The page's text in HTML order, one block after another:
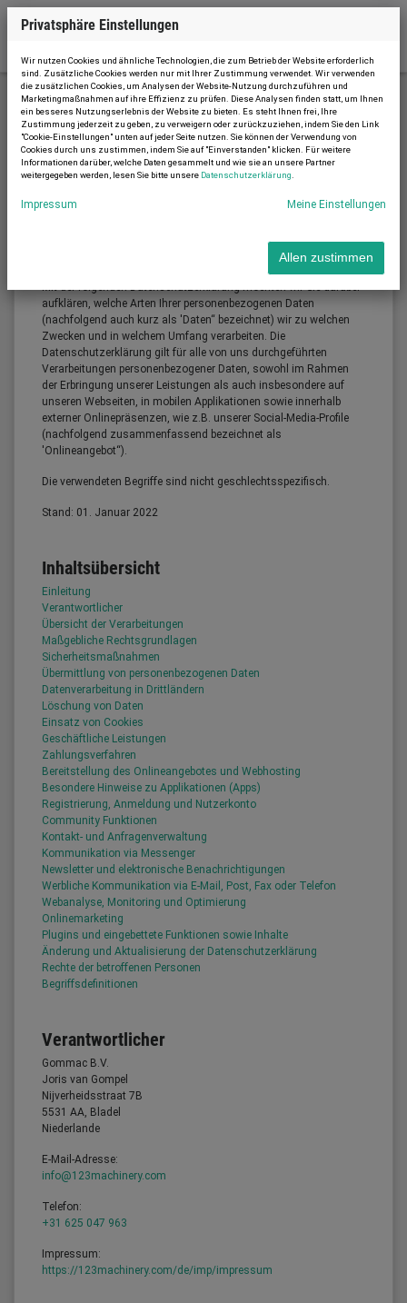
Datenschutzerklärung
Mit der folgenden Datenschutzerklärung möchten wir Sie darüber
aufklären, welche Arten Ihrer personenbezogenen Daten
(nachfolgend auch kurz als 'Daten“ bezeichnet) wir zu welchen
Zwecken und in welchem Umfang verarbeiten. Die
Datenschutzerklärung gilt für alle von uns durchgeführten
Verarbeitungen personenbezogener Daten, sowohl im Rahmen
der Erbringung unserer Leistungen als auch insbesondere auf
unseren Webseiten, in mobilen Applikationen sowie innerhalb
externer Onlinepräsenzen, wie z.B. unserer Social-Media-Profile
(nachfolgend zusammenfassend bezeichnet als
'Onlineangebot“).
Die verwendeten Begriffe sind nicht geschlechtsspezifisch.
Stand: 01. Januar 2022
Inhaltsübersicht
Einleitung
Verantwortlicher
Übersicht der Verarbeitungen
Maßgebliche Rechtsgrundlagen
Sicherheitsmaßnahmen
Übermittlung von personenbezogenen Daten
Datenverarbeitung in Drittländern
Löschung von Daten
Einsatz von Cookies
Geschäftliche Leistungen
Zahlungsverfahren
Bereitstellung des Onlineangebotes und Webhosting
Besondere Hinweise zu Applikationen (Apps)
Registrierung, Anmeldung und Nutzerkonto
Community Funktionen
Kontakt- und Anfragenverwaltung
Kommunikation via Messenger
Newsletter und elektronische Benachrichtigungen
Werbliche Kommunikation via E-Mail, Post, Fax oder Telefon
Webanalyse, Monitoring und Optimierung
Onlinemarketing
Plugins und eingebettete Funktionen sowie Inhalte
Änderung und Aktualisierung der Datenschutzerklärung
Rechte der betroffenen Personen
Begriffsdefinitionen
Verantwortlicher
Gommac B.V.
Joris van Gompel
Nijverheidsstraat 7B
5531 AA, Bladel
Niederlande
E-Mail-Adresse:
info@123machinery.com
Telefon:
+31 625 047 963
Impressum:
https://123machinery.com/de/imp/impressum
Privatsphäre Einstellungen
Wir nutzen Cookies und ähnliche Technologien, die zum Betrieb der Website erforderlich
sind. Zusätzliche Cookies werden nur mit Ihrer Zustimmung verwendet. Wir verwenden
die zusätzlichen Cookies, um Analysen der Website-Nutzung durchzuführen und
Marketingmaßnahmen auf ihre Effizienz zu prüfen. Diese Analysen finden statt, um Ihnen
ein besseres Nutzungserlebnis der Website zu bieten. Es steht Ihnen frei, Ihre
Zustimmung jederzeit zu geben, zu verweigern oder zurückzuziehen, indem Sie den Link
"Cookie-Einstellungen" unten auf jeder Seite nutzen. Sie können der Verwendung von
Cookies durch uns zustimmen, indem Sie auf "Einverstanden" klicken. Für weitere
Informationen darüber, welche Daten gesammelt und wie sie an unsere Partner
weitergegeben werden, lesen Sie bitte unsere Datenschutzerklärung
Impressum Meine Einstellungen
Allen zustimmen